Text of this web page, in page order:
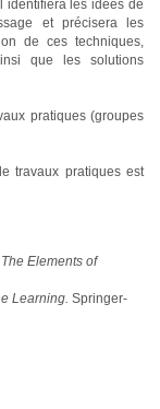
identifiera les idées de
et précisera les
de ces techniques,
que les solutions
pratiques (groupes
travaux pratiques est
The Elements of
Learning. Springer-